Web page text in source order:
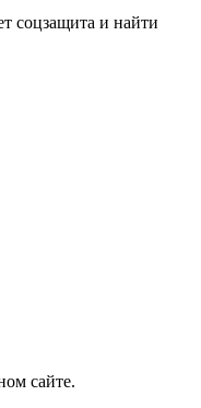
соцзащита и найти
сайте.